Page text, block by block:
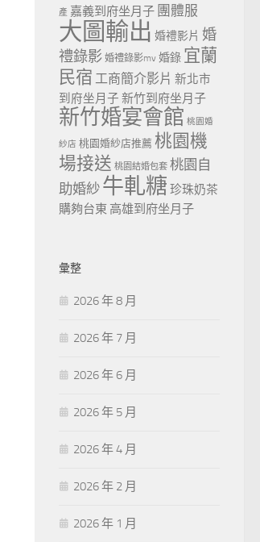
產 嘉義到府坐月子 團體服
大圖輸出 婚禮影片 婚
禮錄影 婚禮錄影mv 婚錄 宜蘭
民宿 工商簡介影片 新北市
到府坐月子 新竹到府坐月子
新竹婚宴會館 桃園婚
紗店 桃園婚紗店推薦 桃園機
場接送 桃園結婚包套 桃園自
助婚紗 牛軋糖 珍珠奶茶
購夠台東 高雄到府坐月子
彙整
2026 年 8 月
2026 年 7 月
2026 年 6 月
2026 年 5 月
2026 年 4 月
2026 年 2 月
2026 年 1 月